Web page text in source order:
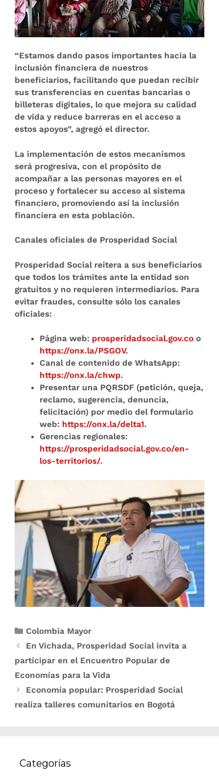
“Estamos dando pasos importantes hacia la
inclusión financiera de nuestros
beneficiarios, facilitando que puedan recibir
sus transferencias en cuentas bancarias o
billeteras digitales, lo que mejora su calidad
de vida y reduce barreras en el acceso a
estos apoyos”, agregó el director.
La implementación de estos mecanismos
será progresiva, con el propósito de
acompañar a las personas mayores en el
proceso y fortalecer su acceso al sistema
financiero, promoviendo así la inclusión
financiera en esta población.
Canales oficiales de Prosperidad Social
Prosperidad Social reitera a sus beneficiarios
que todos los trámites ante la entidad son
gratuitos y no requieren intermediarios. Para
evitar fraudes, consulte sólo los canales
oficiales:
Página web: prosperidadsocial.gov.co o
https://onx.la/PSGOV.
Canal de contenido de WhatsApp:
https://onx.la/chwp.
Presentar una PQRSDF (petición, queja,
reclamo, sugerencia, denuncia,
felicitación) por medio del formulario
web: https://onx.la/delta1.
Gerencias regionales:
https://prosperidadsocial.gov.co/en-
los-territorios/.
Colombia Mayor
En Vichada, Prosperidad Social invita a
participar en el Encuentro Popular de
Economías para la Vida
Economía popular: Prosperidad Social
realiza talleres comunitarios en Bogotá
Categorías